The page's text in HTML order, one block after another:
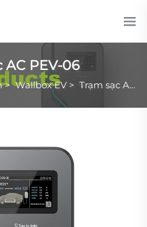
AC PEV-06
>Wallbox EV> Trạm sạc AC PEV-06